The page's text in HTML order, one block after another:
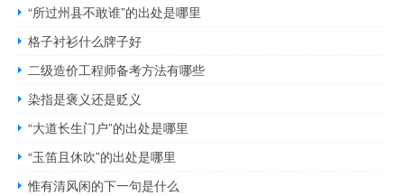
“所过州县不敢谁”的出处是哪里
格子衬衫什么牌子好
二级造价工程师备考方法有哪些
染指是褒义还是贬义
“大道长生门户”的出处是哪里
“玉笛且休吹”的出处是哪里
惟有清风闲的下一句是什么